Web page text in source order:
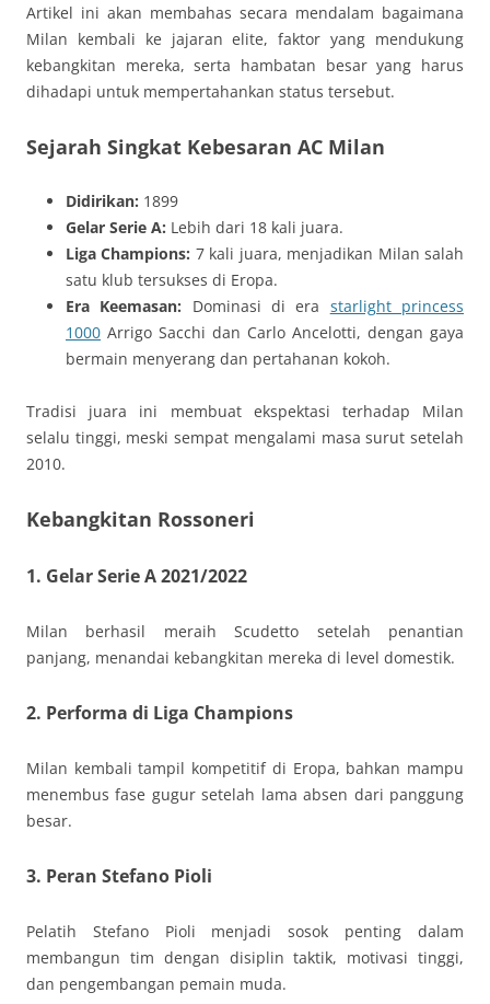
Artikel ini akan membahas secara mendalam bagaimana
Milan kembali ke jajaran elite, faktor yang mendukung
kebangkitan mereka, serta hambatan besar yang harus
dihadapi untuk mempertahankan status tersebut.
Sejarah Singkat Kebesaran AC Milan
Didirikan: 1899
Gelar Serie A: Lebih dari 18 kali juara.
Liga Champions: 7 kali juara, menjadikan Milan salah
satu klub tersukses di Eropa.
Era Keemasan: Dominasi di era starlight princess
1000 Arrigo Sacchi dan Carlo Ancelotti, dengan gaya
bermain menyerang dan pertahanan kokoh.
Tradisi juara ini membuat ekspektasi terhadap Milan
selalu tinggi, meski sempat mengalami masa surut setelah
2010.
Kebangkitan Rossoneri
1. Gelar Serie A 2021/2022
Milan berhasil meraih Scudetto setelah penantian
panjang, menandai kebangkitan mereka di level domestik.
2. Performa di Liga Champions
Milan kembali tampil kompetitif di Eropa, bahkan mampu
menembus fase gugur setelah lama absen dari panggung
besar.
3. Peran Stefano Pioli
Pelatih Stefano Pioli menjadi sosok penting dalam
membangun tim dengan disiplin taktik, motivasi tinggi,
dan pengembangan pemain muda.